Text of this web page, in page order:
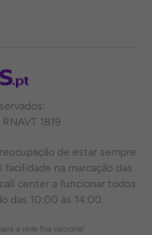
1819
de estar sempre
na marcação das
center a funcionar todos
das 10:00 às 14:00.
a rede fixa nacional